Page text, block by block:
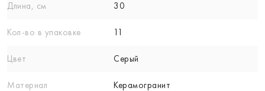
Длина, см 30
Кол-вo в упаковке 11
Цвет Серый
Материал Керамогранит